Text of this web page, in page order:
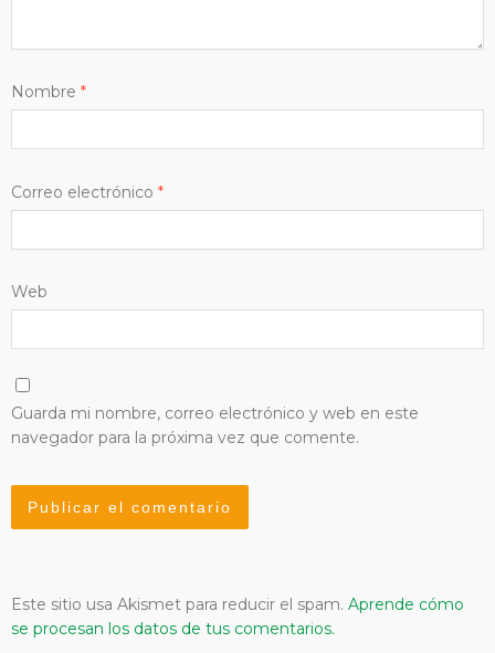
Nombre *
Correo electrónico *
Web
Guarda mi nombre, correo electrónico y web en este
navegador para la próxima vez que comente.
Este sitio usa Akismet para reducir el spam. Aprende cómo
se procesan los datos de tus comentarios.